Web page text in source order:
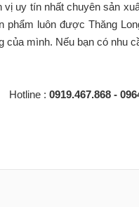
uy tín nhất chuyên sản
phẩm luôn được Thăng
của mình. Nếu bạn có nhu
Hotline : 0919.467.868 -